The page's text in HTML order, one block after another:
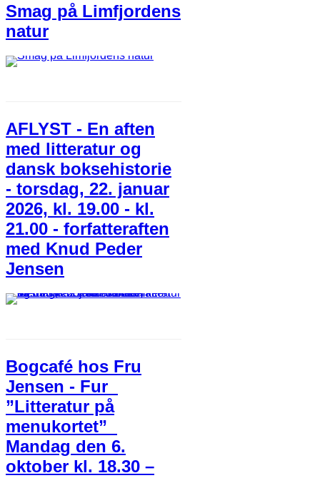
Smag på Limfjordens
natur
AFLYST - En aften
med litteratur og
dansk boksehistorie
- torsdag, 22. januar
2026, kl. 19.00 - kl.
21.00 - forfatteraften
med Knud Peder
Jensen
Bogcafé hos Fru
Jensen - Fur
”Litteratur på
menukortet”
Mandag den 6.
oktober kl. 18.30 –